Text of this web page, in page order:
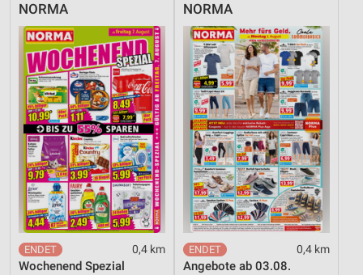
NORMA
0,4 km
Wochenend Spezial
NORMA
0,4 km
Angebote ab 03.08.
Informationen identifizieren
Nicht-IAB-Verarbeitungszwecke:
Notwendig
Performance
Funktional
Werbung